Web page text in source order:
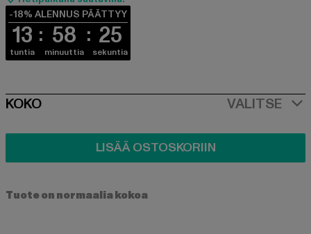
-18% ALENNUS PÄÄTTYY
13
tuntia
58
minuuttia
25
sekuntia
SIZE
KOKO VALITSE
LISÄÄ OSTOSKORIIN
Tuote on normaalia kokoa